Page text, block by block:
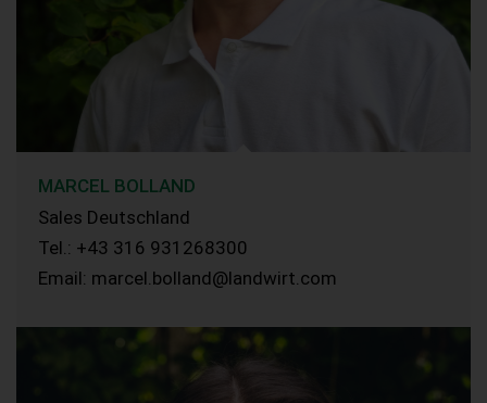
MARCEL BOLLAND
Sales Deutschland
Tel.: +43 316 931268300
Email: marcel.bolland@landwirt.com